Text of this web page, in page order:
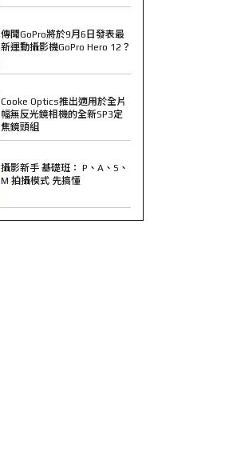
傳聞GoPro將於9月6日發表最
新運動攝影機GoPro Hero 12？
Cooke Optics推出適用於全片
幅無反光鏡相機的全新SP3定
焦鏡頭組
攝影新手 基礎班： P、A、S、
M 拍攝模式 先搞懂